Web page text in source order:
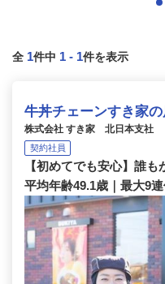
全 1件中 1 - 1件を表示
牛丼チェーンすき家
株式会社 すき家 北日本支社
契約社員
【初めてでも安心】誰
平均年齢49.1歳｜最大9